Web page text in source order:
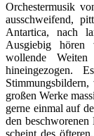
Orchestermusik
ausschweifend,
Antartica, nach
Ausgiebig hören
wollende
hineingezogen.
großen Werke
gerne einmal auf
den